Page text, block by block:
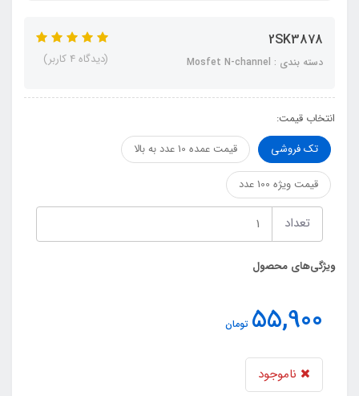
2SK3878
دسته بندی : Mosfet N-channel (دیدگاه 4 کاربر)
انتخاب قیمت:
تک فروشی
قیمت عمده 10 عدد به بالا
قیمت ویژه 100 عدد
تعداد
ویژگی‌های محصول
55,900 تومان
ناموجود